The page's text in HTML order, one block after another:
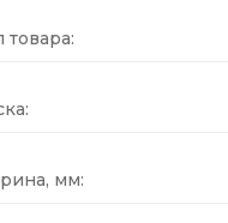
товара:
мм: